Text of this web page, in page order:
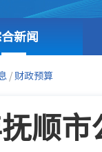
新闻
/ 财政预算
顺